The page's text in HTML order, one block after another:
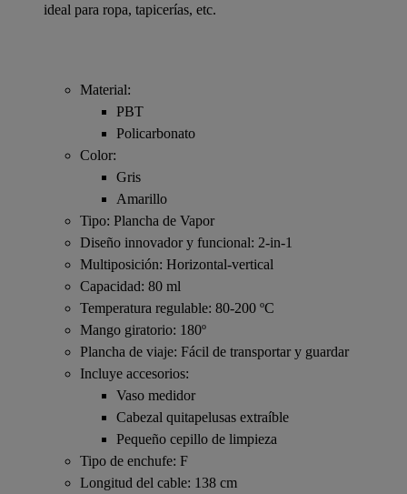
ideal para ropa, tapicerías, etc.
Material:
PBT
Policarbonato
Color:
Gris
Amarillo
Tipo: Plancha de Vapor
Diseño innovador y funcional: 2-in-1
Multiposición: Horizontal-vertical
Capacidad: 80 ml
Temperatura regulable: 80-200 ºC
Mango giratorio: 180º
Plancha de viaje: Fácil de transportar y guardar
Incluye accesorios:
Vaso medidor
Cabezal quitapelusas extraíble
Pequeño cepillo de limpieza
Tipo de enchufe: F
Longitud del cable: 138 cm